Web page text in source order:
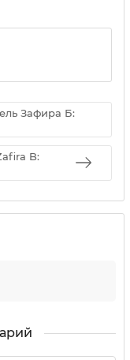
Зафира Б:
B: